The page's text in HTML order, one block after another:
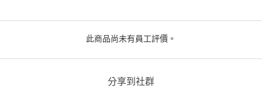
此商品尚未有員工評價。
分享到社群